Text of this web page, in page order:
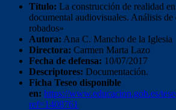
Título: La construcción de realidad
documental audiovisuales. Análisis
robados»
Autora: Ana C. Mancho de la Iglesia
Directora: Carmen Marta Lazo
Fecha de defensa: 10/07/2017
Descriptores: Documentación.
Ficha Teseo disponible
en: https://www.educacion.gob.es/
ref=1408761